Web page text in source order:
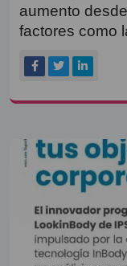
aumento
factores como